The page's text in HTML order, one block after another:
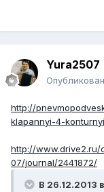
Yura2507
http://
klapannyi-4-
http://www.drive2.ru/
07/journal/2441872/
В 26.12.2013